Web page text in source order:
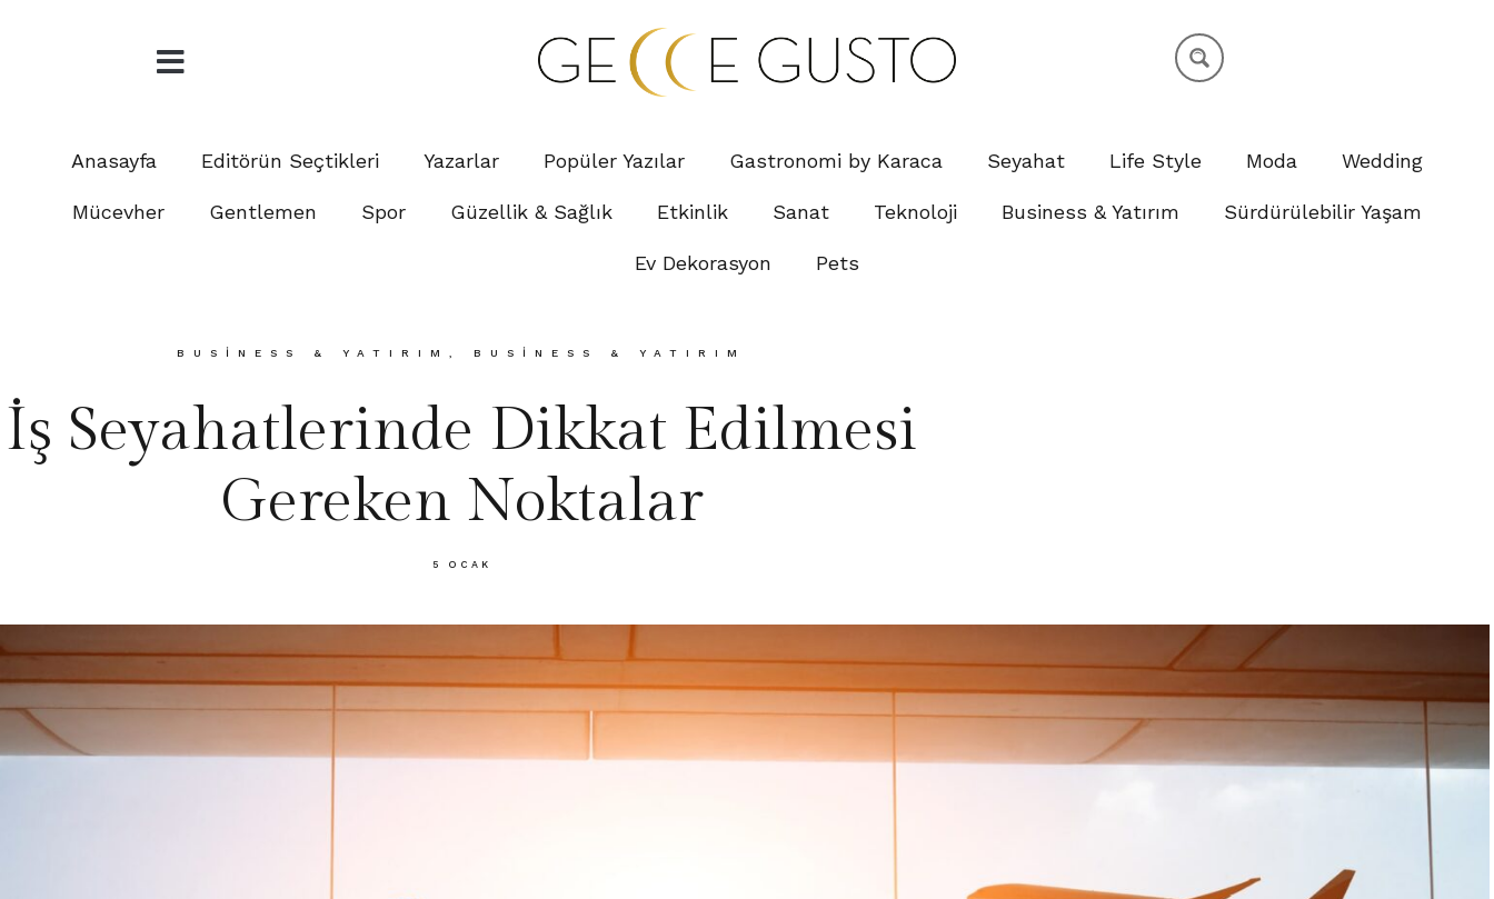
Anasayfa Editörün Seçtikleri Yazarlar Popüler Yazılar Gastronomi by Karaca Seyahat Life Style Moda Wedding
Mücevher Gentlemen Spor Güzellik & Sağlık Etkinlik Sanat Teknoloji Business & Yatırım Sürdürülebilir Yaşam
Ev Dekorasyon Pets
BUSINESS & YATIRIM BUSINESS & YATIRIM
İş Seyahatlerinde Dikkat Edilmesi
Gereken Noktalar
5 OCAK